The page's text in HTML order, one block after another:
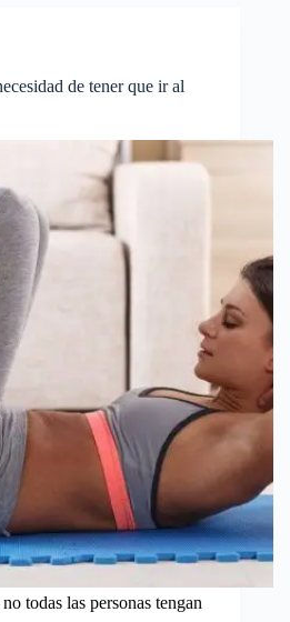
de tener que ir al
todas las personas tengan